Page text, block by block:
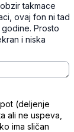
takmace
ovaj fon ni tad
Prosto
i niska
(deljenje
ali ne uspeva,
ima sličan